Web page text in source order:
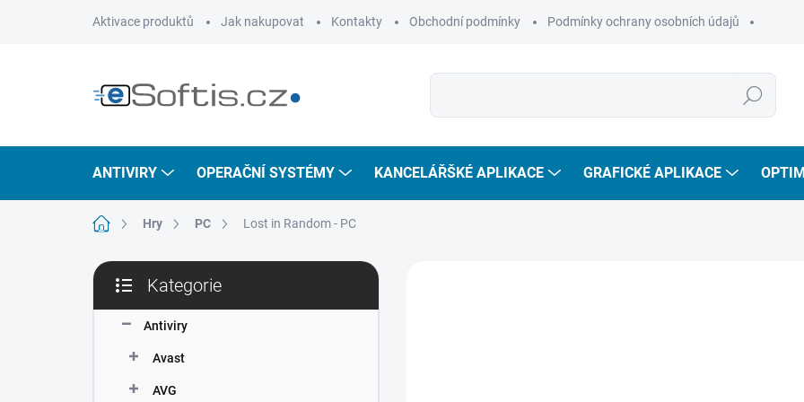
Aktivace produktů Jak nakupovat Kontakty Obchodní podmínky Podmínky ochrany osobních údajů
Hledat
ANTIVIRY OPERAČNÍ SYSTÉMY KANCELÁŘŠKÉ APLIKACE GRAFICKÉ APLIKACE
Domů Hry PC Lost in Random - PC
P
s
kategorie
Kategorie
Antiviry
Avast
AVG